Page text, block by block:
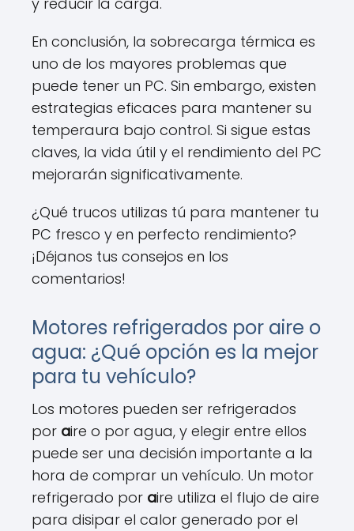
En conclusión, la sobrecarga térmica es
uno de los mayores problemas que
puede tener un PC. Sin embargo, existen
estrategias eficaces para mantener su
temperaura bajo control. Si sigue estas
claves, la vida útil y el rendimiento del PC
mejorarán significativamente.
¿Qué trucos utilizas tú para mantener tu
PC fresco y en perfecto rendimiento?
¡Déjanos tus consejos en los
comentarios!
Motores refrigerados por aire o
agua: ¿Qué opción es la mejor
para tu vehículo?
Los motores pueden ser refrigerados
por aire o por agua, y elegir entre ellos
puede ser una decisión importante a la
hora de comprar un vehículo. Un motor
refrigerado por aire utiliza el flujo de aire
para disipar el calor generado por el